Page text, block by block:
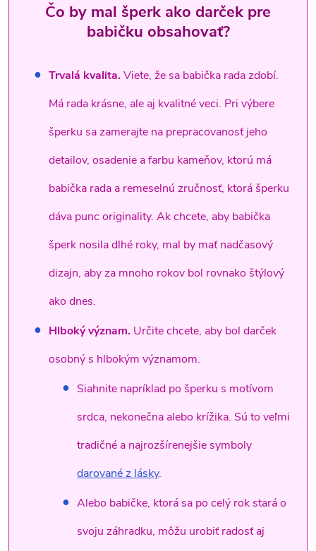
Čo by mal šperk ako darček pre
babičku obsahovať?
Trvalá kvalita.Viete, že sa babička rada zdobí.
Má rada krásne, ale aj kvalitné veci. Pri výbere
šperku sa zamerajte na prepracovanosť jeho
detailov, osadenie a farbu kameňov, ktorú má
babička rada a remeselnú zručnosť, ktorá šperku
dáva punc originality. Ak chcete, aby babička
šperk nosila dlhé roky, mal by mať nadčasový
dizajn, aby za mnoho rokov bol rovnako štýlový
ako dnes.
Hlboký význam. Určite chcete, aby bol darček
osobný s hlbokým významom.
Siahnite napríklad po šperku s motívom
srdca, nekonečna alebo krížika. Sú to veľmi
tradičné a najrozšírenejšie symboly
darované z lásky.
Alebo babičke, ktorá sa po celý rok stará o
svoju záhradku, môžu urobiť radosť aj